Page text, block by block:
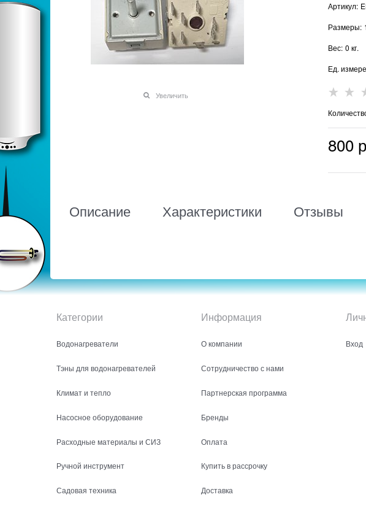
Увеличить
Артикул:
Размеры:
Вес: 0 кг.
Ед.
800
Описание Характеристики Отзывы
Категории
Водонагреватели
Тэны для водонагревателей
Климат и тепло
Насосное оборудование
Расходные материалы и СИЗ
Ручной инструмент
Садовая техника
Информация
О компании
Сотрудничество с нами
Партнерская программа
Бренды
Оплата
Купить в рассрочку
Доставка
Вход